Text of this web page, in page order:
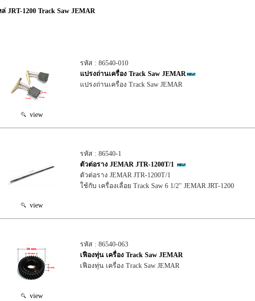
ล่ JRT-1200 Track Saw JEMAR
view
รหัส : 86540-010
แปรงถ่านเครื่อง Track Saw JEMAR
แปรงถ่านเครื่อง Track Saw JEMAR
view
รหัส : 86540-1
ตัวต่อราง JEMAR JTR-1200T/1
ตัวต่อราง JEMAR JTR-1200T/1
ใช้กับ เครื่องเลื่อย Track Saw 6 1/2" JEMAR JRT-1200
view
รหัส : 86540-063
เฟืองทุ่น เครื่อง Track Saw JEMAR
เฟืองทุ่น เครื่อง Track Saw JEMAR